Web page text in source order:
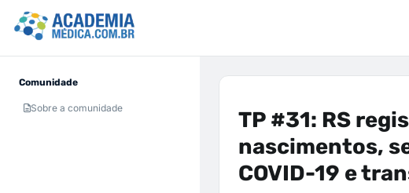
Comunidade
Sobre a comunidade
TP #31: RS
nascimentos,
COVID-19 e